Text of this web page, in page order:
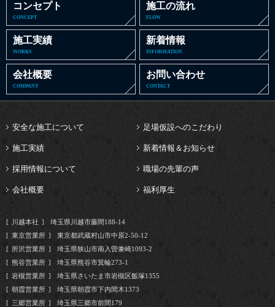
コンセプト
CONCEPT
施工の流れ
FLOW
施工実績
WORKS
新着情報
INFORMATION
会社概要
COMPANY
お問い合わせ
CONTACT
安全な施工について 足場仮設へのこだわり
施工実績 新着情報＆お知らせ
採用情報について 職場の先輩の声
会社概要 福利厚生
川越本社
埼玉県川越市藤間188-14
東京営業所
東京都武蔵村山市中原2-50-12
所沢営業所
埼玉県狭山市南入曽兼崎1093-2
熊谷営業所
埼玉県熊谷市箕輪273-1
岩槻営業所
埼玉県さいたま市岩槻区飯塚1355
朝霞営業所
埼玉県朝霞市下内間木1373
三郷営業所
埼玉県三郷市前間179